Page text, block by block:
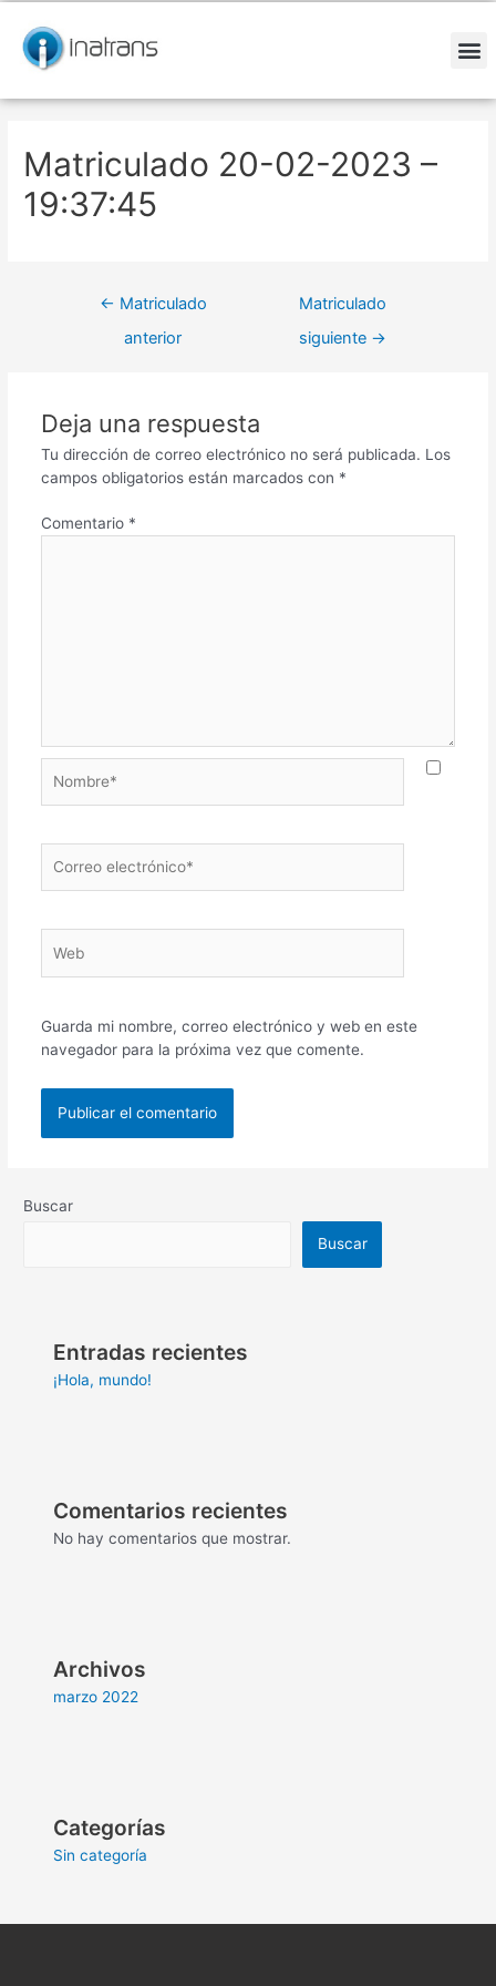
contenido
Matriculado 20-02-2023 –
19:37:45
de
entradas
← Matriculado
anterior
Matriculado
siguiente →
Deja una respuesta
Tu dirección de correo electrónico no será publicada. Los
campos obligatorios están marcados con *
Comentario *
electrónico*
Guarda mi nombre, correo electrónico y web en este
navegador para la próxima vez que comente.
Buscar
Buscar
Entradas recientes
¡Hola, mundo!
Comentarios recientes
No hay comentarios que mostrar.
Archivos
marzo 2022
Categorías
Sin categoría